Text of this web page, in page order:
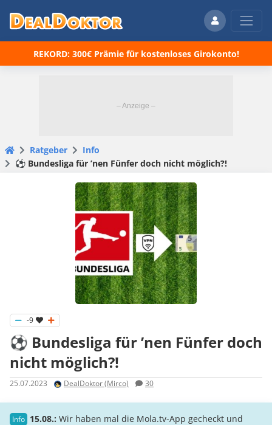
REKORD: 300€ Prämie für kostenloses Girokonto!
Ratgeber
Info
⚽ Bundesliga für ’nen Fünfer doch nicht möglich?!
-9
⚽ Bundesliga für ’nen Fünfer doch
nicht möglich?!
25.07.2023 DealDoktor (Mirco) 30
15.08.: Wir haben mal die Mola.tv-App gecheckt und